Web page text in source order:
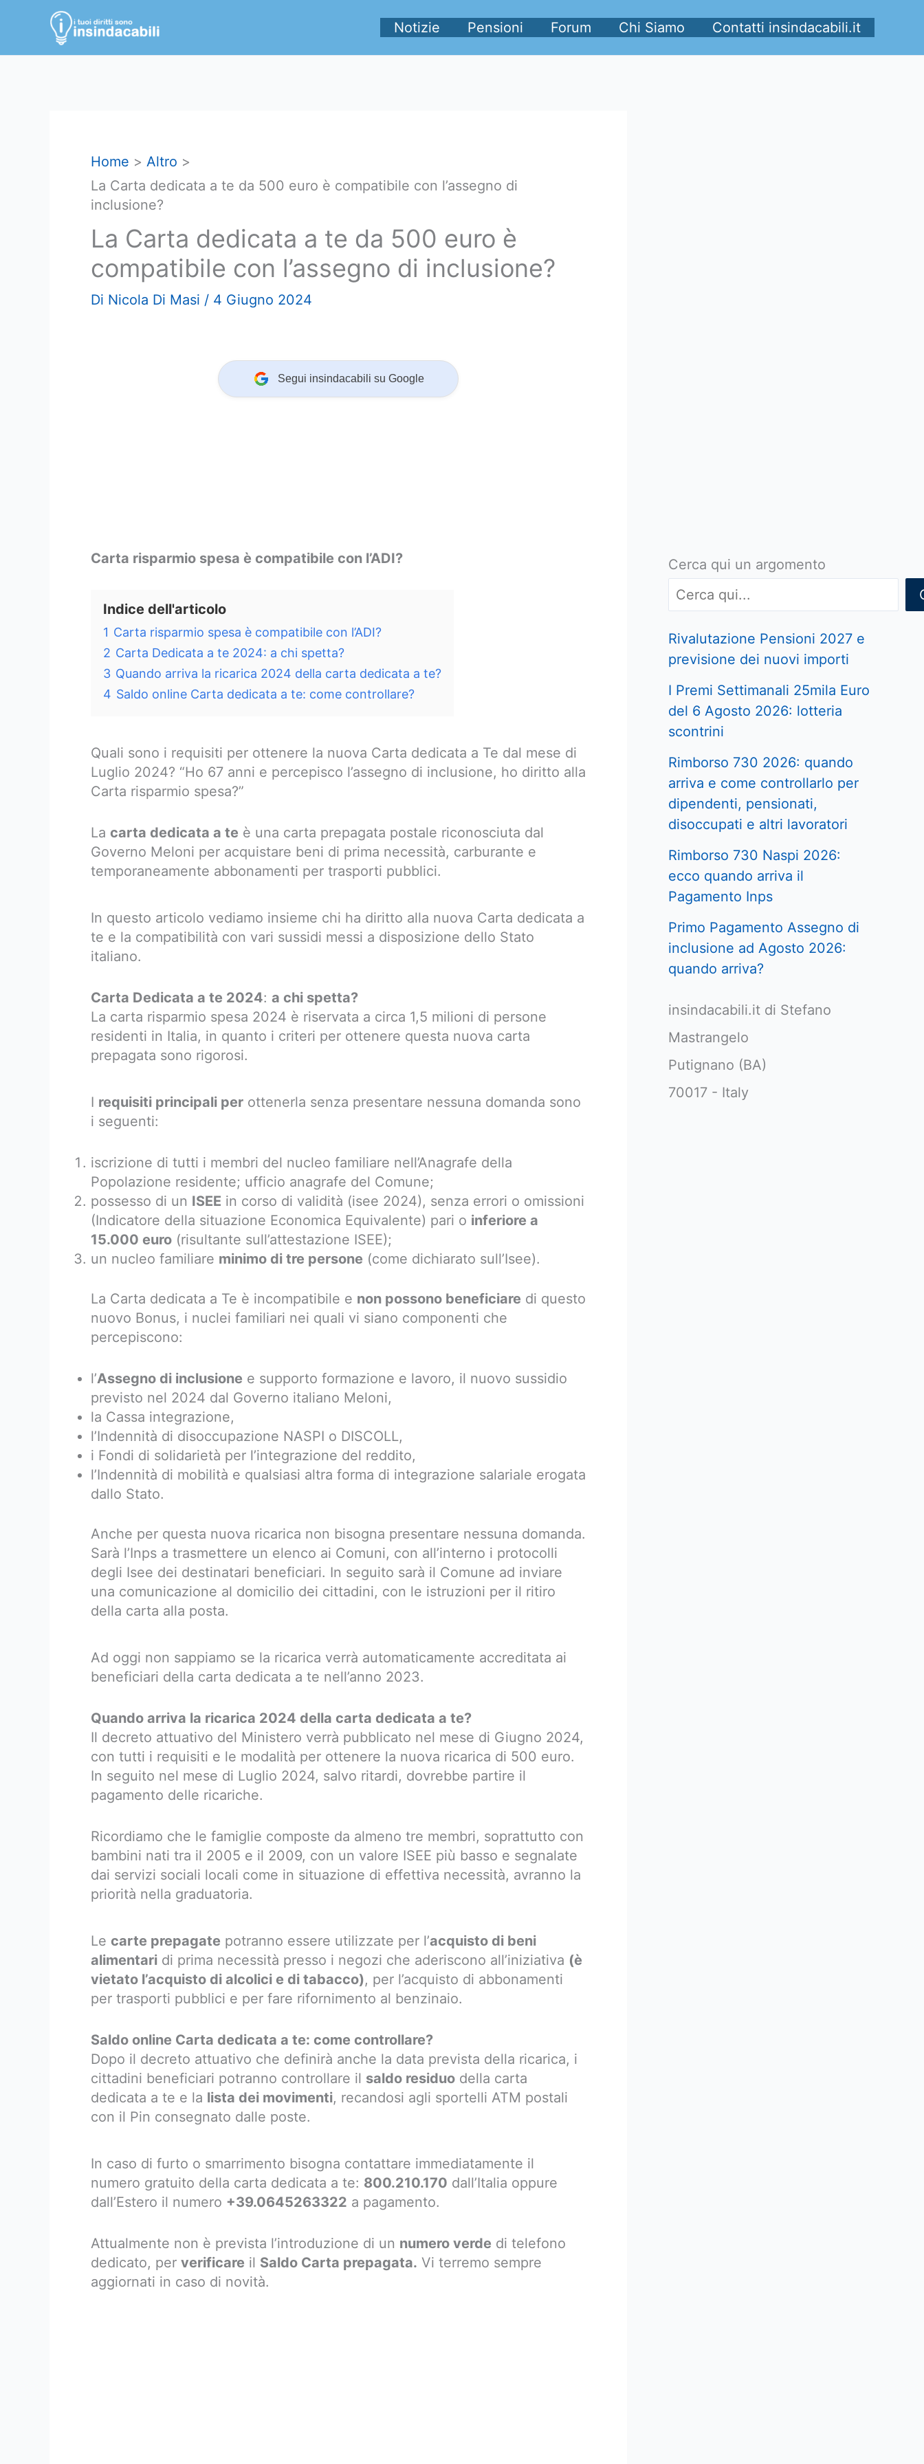
contenuto
Notizie Pensioni Forum Chi Siamo Contatti insindacabili.it
Home
Altro
La Carta dedicata a te da 500 euro è compatibile con l’assegno di
inclusione?
La Carta dedicata a te da 500 euro è
compatibile con l’assegno di inclusione?
Di Nicola Di Masi / 4 Giugno 2024
Segui insindacabili su Google
Carta risparmio spesa è compatibile con l’ADI?
Indice dell'articolo
1 Carta risparmio spesa è compatibile con l’ADI?
2 Carta Dedicata a te 2024: a chi spetta?
3 Quando arriva la ricarica 2024 della carta dedicata a te?
4 Saldo online Carta dedicata a te: come controllare?
Quali sono i requisiti per ottenere la nuova Carta dedicata a Te dal mese di
Luglio 2024? “Ho 67 anni e percepisco l’assegno di inclusione, ho diritto alla
Carta risparmio spesa?”
La carta dedicata a te è una carta prepagata postale riconosciuta dal
Governo Meloni per acquistare beni di prima necessità, carburante e
temporaneamente abbonamenti per trasporti pubblici.
In questo articolo vediamo insieme chi ha diritto alla nuova Carta dedicata a
te e la compatibilità con vari sussidi messi a disposizione dello Stato
italiano. ​
Carta Dedicata a te 2024: a chi spetta?
La carta risparmio spesa 2024 è riservata a circa 1,5 milioni di persone
residenti in Italia, in quanto i criteri per ottenere questa nuova carta
prepagata sono rigorosi.
I requisiti principali per ottenerla senza presentare nessuna domanda sono
i seguenti:
iscrizione di tutti i membri del nucleo familiare nell’Anagrafe della
Popolazione residente; ufficio anagrafe del Comune;
possesso di un ISEE in corso di validità (isee 2024), senza errori o omissioni
(Indicatore della situazione Economica Equivalente) pari o inferiore a
15.000 euro (risultante sull’attestazione ISEE);
un nucleo familiare minimo di tre persone (come dichiarato sull’Isee).
La Carta dedicata a Te è incompatibile e non possono beneficiare di questo
nuovo Bonus, i nuclei familiari nei quali vi siano componenti che
percepiscono:
l’Assegno di inclusione e supporto formazione e lavoro, il nuovo sussidio
previsto nel 2024 dal Governo italiano Meloni,
la Cassa integrazione,
l’Indennità di disoccupazione NASPI o DISCOLL,
i Fondi di solidarietà per l’integrazione del reddito,
l’Indennità di mobilità e qualsiasi altra forma di integrazione salariale erogata
dallo Stato.
Anche per questa nuova ricarica non bisogna presentare nessuna domanda.
Sarà l’Inps a trasmettere un elenco ai Comuni, con all’interno i protocolli
degli Isee dei destinatari beneficiari. In seguito sarà il Comune ad inviare
una comunicazione al domicilio dei cittadini, con le istruzioni per il ritiro
della carta alla posta.
Ad oggi non sappiamo se la ricarica verrà automaticamente accreditata ai
beneficiari della carta dedicata a te nell’anno 2023.
Quando arriva la ricarica 2024 della carta dedicata a te?
Il decreto attuativo del Ministero verrà pubblicato nel mese di Giugno 2024,
con tutti i requisiti e le modalità per ottenere la nuova ricarica di 500 euro.
In seguito nel mese di Luglio 2024, salvo ritardi, dovrebbe partire il
pagamento delle ricariche.
Ricordiamo che le famiglie composte da almeno tre membri, soprattutto con
bambini nati tra il 2005 e il 2009, con un valore ISEE più basso e segnalate
dai servizi sociali locali come in situazione di effettiva necessità, avranno la
priorità nella graduatoria.
Le carte prepagate potranno essere utilizzate per l’acquisto di beni
alimentari di prima necessità presso i negozi che aderiscono all’iniziativa (è
vietato l’acquisto di alcolici e di tabacco), per l’acquisto di abbonamenti
per trasporti pubblici e per fare rifornimento al benzinaio.
Saldo online Carta dedicata a te: come controllare?
Dopo il decreto attuativo che definirà anche la data prevista della ricarica, i
cittadini beneficiari potranno controllare il saldo residuo della carta
dedicata a te e la lista dei movimenti, recandosi agli sportelli ATM postali
con il Pin consegnato dalle poste.
In caso di furto o smarrimento bisogna contattare immediatamente il
numero gratuito della carta dedicata a te: 800.210.170 dall’Italia oppure
dall’Estero il numero +39.0645263322 a pagamento.
Attualmente non è prevista l’introduzione di un numero verde di telefono
dedicato, per verificare il Saldo Carta prepagata. Vi terremo sempre
aggiornati in caso di novità.
Cerca qui un argomento
Rivalutazione Pensioni 2027 e
previsione dei nuovi importi
I Premi Settimanali 25mila Euro
del 6 Agosto 2026: lotteria
scontrini
Rimborso 730 2026: quando
arriva e come controllarlo per
dipendenti, pensionati,
disoccupati e altri lavoratori
Rimborso 730 Naspi 2026:
ecco quando arriva il
Pagamento Inps
Primo Pagamento Assegno di
inclusione ad Agosto 2026:
quando arriva?
insindacabili.it di Stefano
Mastrangelo
Putignano (BA)
70017 - Italy